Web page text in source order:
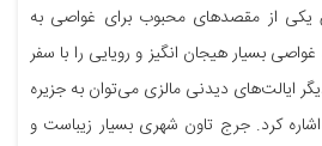
یکی از مقصد‌های محبوب برای غواصی به
بسیار هیجان انگیز و رویایی را با سفر
ایالت‌های دیدنی مالزی می‌توان به جزیره
کرد. جرج تاون شهری بسیار زیباست و